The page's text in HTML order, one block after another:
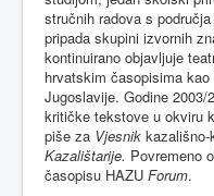
stručnih radova s
pripada skupini izvornih
kontinuirano objavljuje
hrvatskim časopisima
Jugoslavije. Godine 2003/
kritičke tekstove u okviru
piše za Vjesnik
Kazalištarije. Povremeno
časopisu HAZU Forum.